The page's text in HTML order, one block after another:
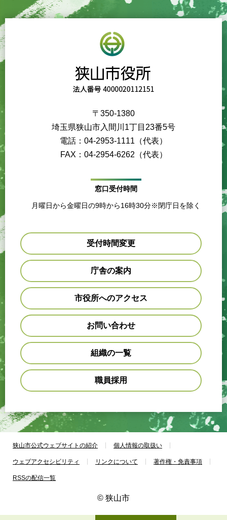
〒350-1380
埼玉県狭山市入間川1丁目23番5号
電話：04-2953-1111（代表）
FAX：04-2954-6262（代表）
窓口受付時間
月曜日から金曜日の9時から16時30分※閉庁日を除く
受付時間変更
庁舎の案内
市役所へのアクセス
お問い合わせ
組織の一覧
職員採用
狭山市公式ウェブサイトの紹介 個人情報の取扱い
ウェブアクセシビリティ リンクについて 著作権・免責事項
RSSの配信一覧
© 狭山市